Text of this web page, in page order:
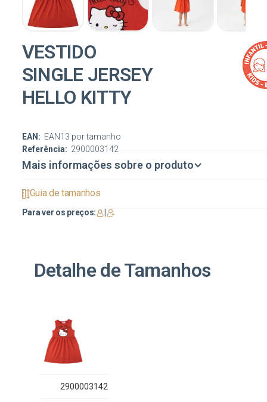
VESTIDO
SINGLE JERSEY
HELLO KITTY
Referência: 2900003142
EAN: EAN13 por tamanho
Mais informações sobre o produto
Guia de tamanhos
Para ver os preços:
Detalhe de Tamanhos
2900003142